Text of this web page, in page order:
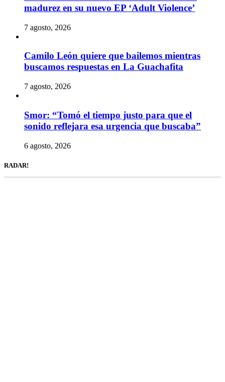
madurez en su nuevo EP ‘Adult Violence’
7 agosto, 2026
Camilo León quiere que bailemos mientras
buscamos respuestas en La Guachafita
7 agosto, 2026
Smor: “Tomó el tiempo justo para que el
sonido reflejara esa urgencia que buscaba”
6 agosto, 2026
RADAR!